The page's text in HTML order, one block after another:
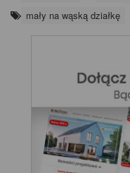
mały na wąską działkę